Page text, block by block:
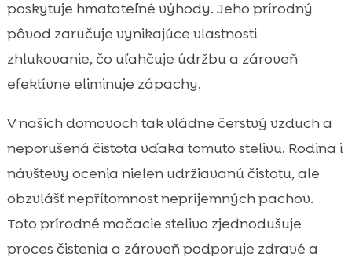
poskytuje hmatateľné výhody. Jeho prírodný
pôvod zaručuje vynikajúce vlastnosti
zhlukovanie, čo uľahčuje údržbu a zároveň
efektívne eliminuje zápachy.
V našich domovoch tak vládne čerstvý vzduch a
neporušená čistota vďaka tomuto stelivu. Rodina i
návštevy ocenia nielen udržiavanú čistotu, ale
obzvlášť nepřítomnost nepríjemných pachov.
Toto prírodné mačacie stelivo zjednodušuje
proces čistenia a zároveň podporuje zdravé a